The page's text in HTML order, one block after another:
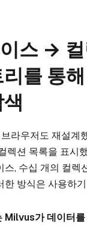
스 →
리를 통
라우저도 재설계
렉션 목록을 표시
스, 수십 개의 컬렉
한 방식은 사용하
Milvus가 데이터